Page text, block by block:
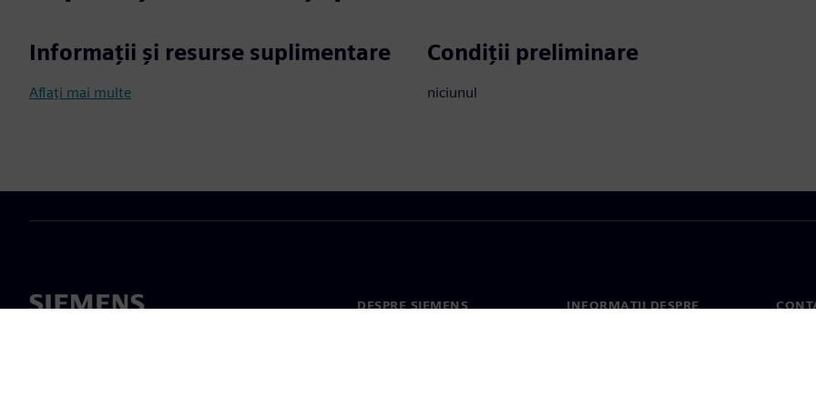
Informații și resurse suplimentare
Aflați mai multe
Condiții preliminare
niciunul
DESPRE SIEMENS
INFORMAȚII DESPRE